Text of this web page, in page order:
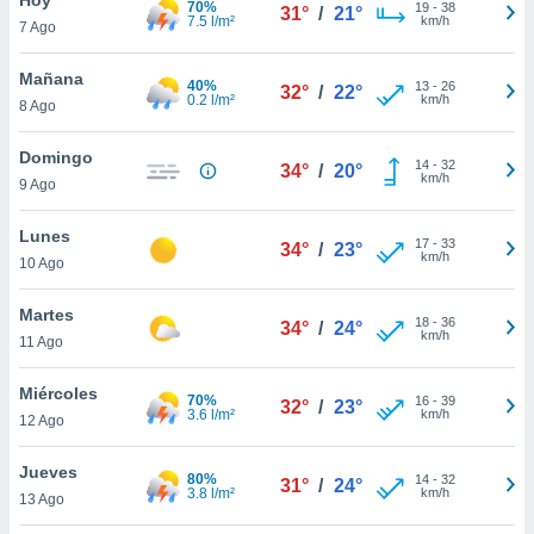
en
más
nuestra
de
cookies
aceptar
7 Ago
70%
7.5 l/m²
31° / 21° 19- 38
km/h
Mañana
8 Ago
40%
0.2 l/m²
32° / 22° 13- 26
km/h
Domingo
9 Ago
34° / 20° 14- 32
km/h
Lunes
10 Ago
34° / 23° 17- 33
km/h
Martes
11 Ago
34° / 24° 18- 36
km/h
Miércoles
12 Ago
70%
3.6 l/m²
32° / 23° 16- 39
km/h
Jueves
13 Ago
80%
3.8 l/m²
31° / 24° 14- 32
km/h